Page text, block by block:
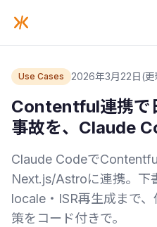
Use Cases 2026年3月22日(
Contentful連携で
事故を、Claude
Claude Codeで
Next.js/Astroに連携。下
locale・ISR再生成まで
策をコード付きで。